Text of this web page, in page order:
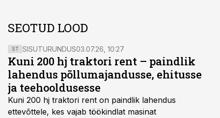
SEOTUD LOOD
ST SISUTURUNDUS03.07.26, 10:27
Kuni 200 hj traktori rent – paindlik
lahendus põllumajandusse, ehitusse
ja teehooldusesse
Kuni 200 hj traktori rent on paindlik lahendus
ettevõttele, kes vajab töökindlat masinat